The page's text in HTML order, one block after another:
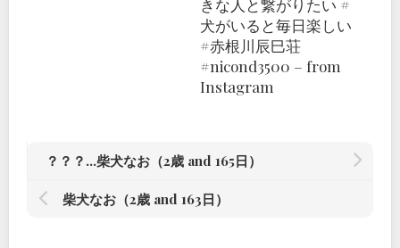
きな人と繋がりたい #
犬がいると毎日楽しい
#赤根川辰巳荘
#nicond3500 – from
Instagram
？？？…柴犬なお（2歳 and 165日）
柴犬なお（2歳 and 163日）